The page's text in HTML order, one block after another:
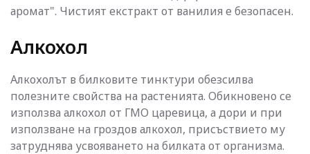
аромат". Чистият екстракт от ванилия е безопасен.
Алкохол
Алкохолът в билковите тинктури обезсилва
полезните свойства на растенията. Обикновено се
използва алкохол от ГМО царевица, а дори и при
използване на гроздов алкохол, присъствието му
затруднява усвояването на билката от организма.